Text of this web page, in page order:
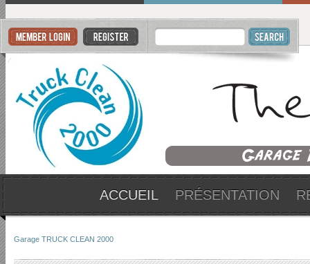
ACCUEIL PRÉSENTATION
Garage TRUCK CLEAN 2000